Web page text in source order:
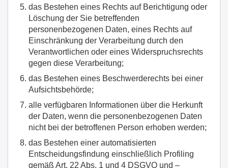
das Bestehen eines Rechts auf Berichtigung oder
Löschung der Sie betreffenden
personenbezogenen Daten, eines Rechts auf
Einschränkung der Verarbeitung durch den
Verantwortlichen oder eines Widerspruchsrechts
gegen diese Verarbeitung;
das Bestehen eines Beschwerderechts bei einer
Aufsichtsbehörde;
alle verfügbaren Informationen über die Herkunft
der Daten, wenn die personenbezogenen Daten
nicht bei der betroffenen Person erhoben werden;
das Bestehen einer automatisierten
Entscheidungsfindung einschließlich Profiling
gemäß Art. 22 Abs. 1 und 4 DSGVO und –